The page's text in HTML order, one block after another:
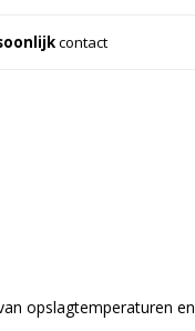
contact
opslagtemperaturen en